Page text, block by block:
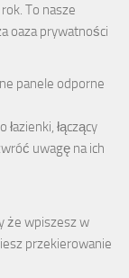
To nasze
oaza prywatności
panele odporne
łączący
uwagę na ich
że wpiszesz w
przekierowanie